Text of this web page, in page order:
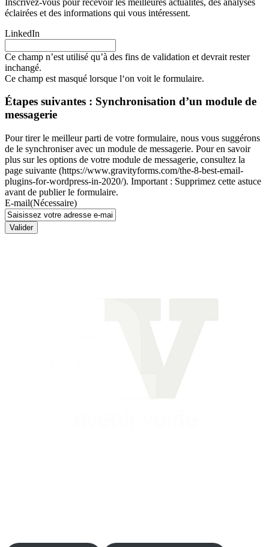
éclairées et des informations qui vous intéressent.
LinkedIn
Ce champ n’est utilisé qu’à des fins de validation et devrait rester
inchangé.
Ce champ est masqué lorsque l‘on voit le formulaire.
Étapes suivantes : Synchronisation d’un module de
messagerie
Pour tirer le meilleur parti de votre formulaire, nous vous suggérons
de le synchroniser avec un module de messagerie. Pour en savoir
plus sur les options de votre module de messagerie, consultez la
page suivante (https://www.gravityforms.com/the-8-best-email-
plugins-for-wordpress-in-2020/). Important : Supprimez cette astuce
avant de publier le formulaire.
E-mail(Nécessaire)
Valider